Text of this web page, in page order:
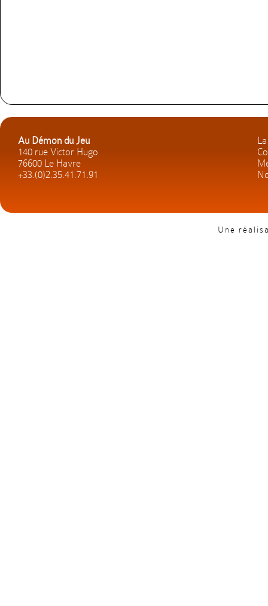
Au Démon du Jeu
140 rue Victor Hugo
76600 Le Havre
+33.(0)2.35.41.71.91
Une